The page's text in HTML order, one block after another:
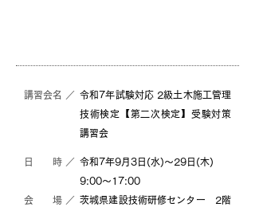
講習会名 ／ 令和7年試験対応 2級土木施工管理
技術検定【第二次検定】受験対策
講習会
日 時 ／ 令和7年9月3日(水)〜29日(木)
9:00～17:00
会 場 ／ 茨城県建設技術研修センター 2階